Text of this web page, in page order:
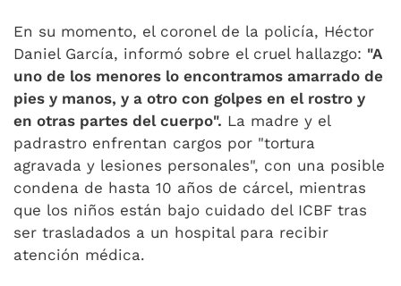
En su momento, el coronel de la policía, Héctor
Daniel García, informó sobre el cruel hallazgo: "A
uno de los menores lo encontramos amarrado de
pies y manos, y a otro con golpes en el rostro y
en otras partes del cuerpo". La madre y el
padrastro enfrentan cargos por "tortura
agravada y lesiones personales", con una posible
condena de hasta 10 años de cárcel, mientras
que los niños están bajo cuidado del ICBF tras
ser trasladados a un hospital para recibir
atención médica.